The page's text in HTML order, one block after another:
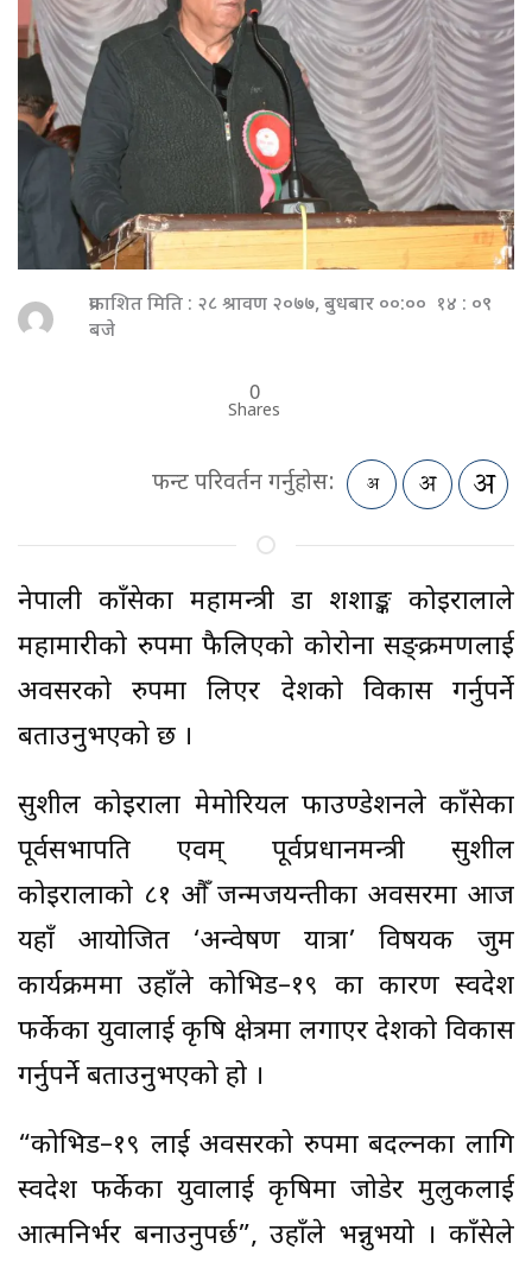
प्रकाशित मिति : २८ श्रावण २०७७, बुधबार ००:०० १४ : ०९
बजे
0
Shares
फन्ट परिवर्तन गर्नुहोस:
नेपाली काँग्रेसका महामन्त्री डा शशाङ्क कोइरालाले
महामारीको रुपमा फैलिएको कोरोना सङ्क्रमणलाई
अवसरको रुपमा लिएर देशको विकास गर्नुपर्ने
बताउनुभएको छ ।
सुशील कोइराला मेमोरियल फाउण्डेशनले काँग्रेसका
पूर्वसभापति एवम् पूर्वप्रधानमन्त्री सुशील
कोइरालाको ८१ औँ जन्मजयन्तीका अवसरमा आज
यहाँ आयोजित ‘अन्वेषण यात्रा’ विषयक जुम
कार्यक्रममा उहाँले कोभिड–१९ का कारण स्वदेश
फर्केका युवालाई कृषि क्षेत्रमा लगाएर देशको विकास
गर्नुपर्ने बताउनुभएको हो ।
“कोभिड–१९ लाई अवसरको रुपमा बदल्नका लागि
स्वदेश फर्केका युवालाई कृषिमा जोडेर मुलुकलाई
आत्मनिर्भर बनाउनुपर्छ”, उहाँले भन्नुभयो । काँग्रेसले